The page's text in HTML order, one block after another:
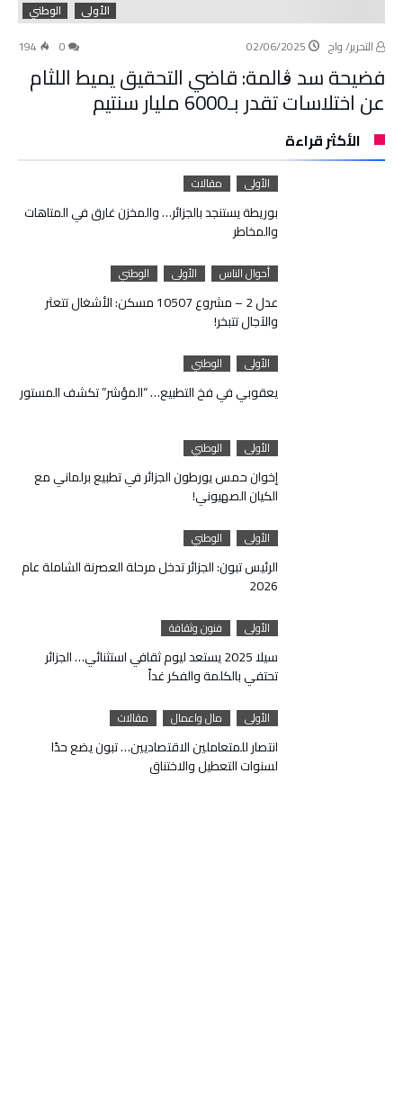
الأولى
الوطني
التحرير/ واج
02/06/2025
194
فضيحة سد ڨالمة: قاضي التحقيق يميط اللثام
عن اختلاسات تقدر بـ6000 مليار سنتيم
الأكثر قراءة
الأولى مقالات
بوريطة يستنجد بالجزائر… والمخزن غارق في المتاهات
والمخاطر
أحوال الناس الأولى الوطني
عدل 2 – مشروع 10507 مسكن: الأشغال تتعثر
والآجال تتبخر!
الأولى الوطني
يعقوبي في فخ التطبيع… “المؤشر” تكشف المستور
الأولى الوطني
إخوان حمس يورطون الجزائر في تطبيع برلماني مع
الكيان الصهيوني!
الأولى الوطني
الرئيس تبون: الجزائر تدخل مرحلة العصرنة الشاملة عام
2026
الأولى فنون وثقافة
سيلا 2025 يستعد ليوم ثقافي استثنائي… الجزائر
تحتفي بالكلمة والفكر غداً
الأولى مال واعمال مقالات
انتصار للمتعاملين الاقتصاديين… تبون يضع حدًا
لسنوات التعطيل والاختناق